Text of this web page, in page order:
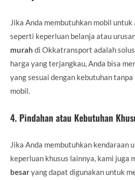
Jika Anda membutuhkan mobil
seperti keperluan belanja atau
murah di Okkatransport adalah
harga yang terjangkau, Anda bisa
yang sesuai dengan kebutuhan
mobil.
4. Pindahan atau Kebutuhan
Jika Anda membutuhkan kendaraan
keperluan khusus lainnya, kami juga
besaryang dapat digunakan untuk